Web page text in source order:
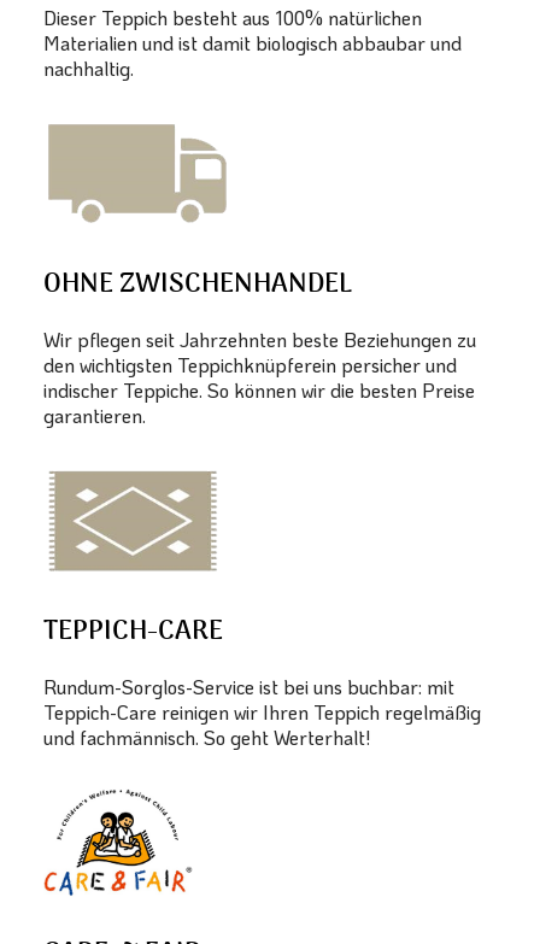
Dieser Teppich besteht aus 100% natürlichen
Materialien und ist damit biologisch abbaubar und
nachhaltig.
OHNE ZWISCHENHANDEL
Wir pflegen seit Jahrzehnten beste Beziehungen zu
den wichtigsten Teppichknüpferein persicher und
indischer Teppiche. So können wir die besten Preise
garantieren.
TEPPICH-CARE
Rundum-Sorglos-Service ist bei uns buchbar: mit
Teppich-Care reinigen wir Ihren Teppich regelmäßig
und fachmännisch. So geht Werterhalt!